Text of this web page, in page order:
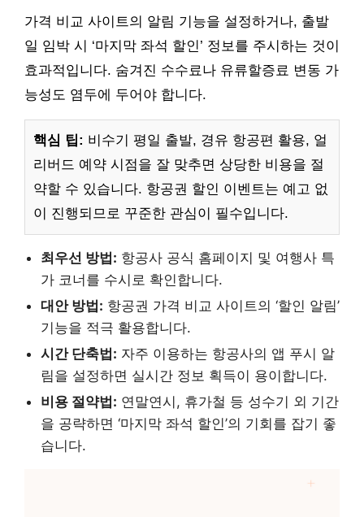
가격 비교 사이트의 알림 기능을 설정하거나, 출발
일 임박 시 ‘마지막 좌석 할인’ 정보를 주시하는 것이
효과적입니다. 숨겨진 수수료나 유류할증료 변동 가
능성도 염두에 두어야 합니다.
핵심 팁: 비수기 평일 출발, 경유 항공편 활용, 얼
리버드 예약 시점을 잘 맞추면 상당한 비용을 절
약할 수 있습니다. 항공권 할인 이벤트는 예고 없
이 진행되므로 꾸준한 관심이 필수입니다.
최우선 방법: 항공사 공식 홈페이지 및 여행사 특
가 코너를 수시로 확인합니다.
대안 방법: 항공권 가격 비교 사이트의 ‘할인 알림’
기능을 적극 활용합니다.
시간 단축법: 자주 이용하는 항공사의 앱 푸시 알
림을 설정하면 실시간 정보 획득이 용이합니다.
비용 절약법: 연말연시, 휴가철 등 성수기 외 기간
을 공략하면 ‘마지막 좌석 할인’의 기회를 잡기 좋
습니다.